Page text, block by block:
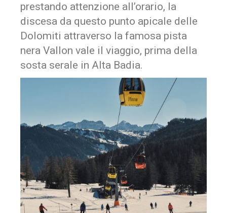
prestando attenzione all’orario, la
discesa da questo punto apicale delle
Dolomiti attraverso la famosa pista
nera Vallon vale il viaggio, prima della
sosta serale in Alta Badia.